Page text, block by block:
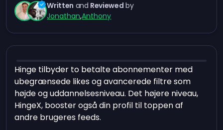
Written and Reviewed by
Jonathan,Anthony
Hinge tilbyder to betalte abonnementer med
ubegrænsede likes og avancerede filtre som
højde og uddannelsesniveau. Det højere niveau,
HingeX, booster også din profil til toppen af
andre brugeres feeds.